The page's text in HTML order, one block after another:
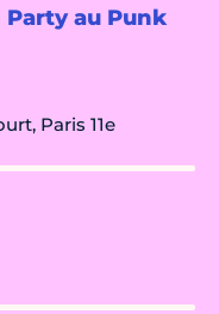
Party au Punk
Paris 11e